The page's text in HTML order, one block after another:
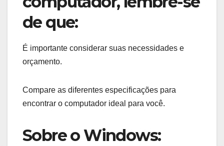
de que:
É importante considerar suas necessidades e
orçamento.
Compare as diferentes especificações para
encontrar o computador ideal para você.
Sobre o Windows: